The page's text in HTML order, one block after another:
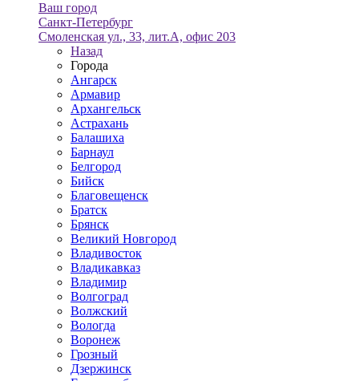
Ваш город
Санкт-Петербург
Смоленская ул., 33, лит.А, офис 203
Назад
Города
Ангарск
Армавир
Архангельск
Астрахань
Балашиха
Барнаул
Белгород
Бийск
Благовещенск
Братск
Брянск
Великий Новгород
Владивосток
Владикавказ
Владимир
Волгоград
Волжский
Вологда
Воронеж
Грозный
Дзержинск